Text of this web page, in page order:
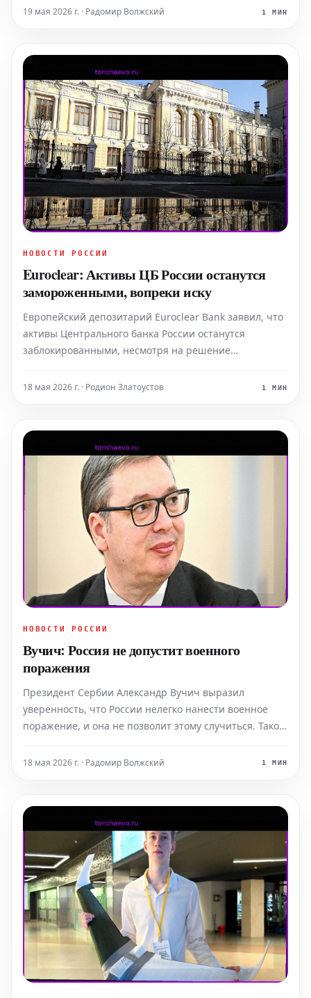
крупного мошенничества. Информацию о
19 мая 2026 г. · Радомир Волжский 1 МИН
НОВОСТИ РОССИИ
Euroclear: Активы ЦБ России останутся
замороженными, вопреки иску
Европейский депозитарий Euroclear Bank заявил, что
активы Центрального банка России останутся
заблокированными, несмотря на решение
иск ЦБ РФ. Об этом Euroclear сообщил в понедельник,
18 мая 2026 г. · Родион Златоустов 1 МИН
НОВОСТИ РОССИИ
Вучич: Россия не допустит военного
поражения
Президент Сербии Александр Вучич выразил
уверенность, что России нелегко нанести военное
поражение, и она не позволит этому случиться. Такое
комментируя атаки беспилотных летательных
18 мая 2026 г. · Радомир Волжский 1 МИН